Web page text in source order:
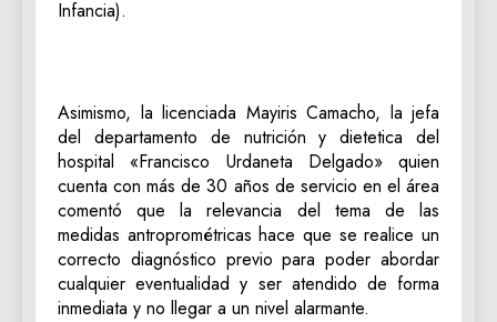
Infancia).
‎Asimismo, la licenciada Mayiris Camacho, la jefa
del departamento de nutrición y dietetica del
hospital «Francisco Urdaneta Delgado» quien
cuenta con más de 30 años de servicio en el área
comentó que la relevancia del tema de las
medidas antroprométricas hace que se realice un
correcto diagnóstico previo para poder abordar
cualquier eventualidad y ser atendido de forma
inmediata y no llegar a un nivel alarmante.